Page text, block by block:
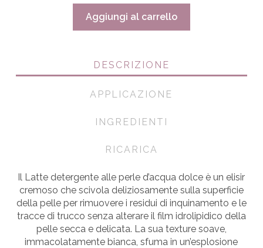
Aggiungi al carrello
DESCRIZIONE
APPLICAZIONE
INGREDIENTI
RICARICA
Il Latte detergente alle perle d’acqua dolce è un elisir
cremoso che scivola deliziosamente sulla superficie
della pelle per rimuovere i residui di inquinamento e le
tracce di trucco senza alterare il film idrolipidico della
pelle secca e delicata. La sua texture soave,
immacolatamente bianca, sfuma in un’esplosione